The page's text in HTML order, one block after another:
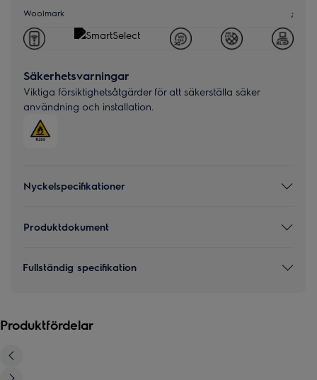
Woolmark ;
Säkerhetsvarningar
Viktiga försiktighetsåtgärder för att säkerställa säker
användning och installation.
Nyckelspecifikationer
Produktdokument
Fullständig specifikation
Produktfördelar